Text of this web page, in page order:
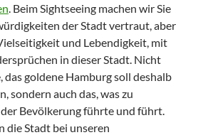
. Beim Sightseeing machen wir Sie
der Stadt vertraut, aber
und Lebendigkeit, mit
in dieser Stadt. Nicht
das goldene Hamburg soll deshalb
sondern auch das, was zu
Bevölkerung führte und führt.
die Stadt bei unseren